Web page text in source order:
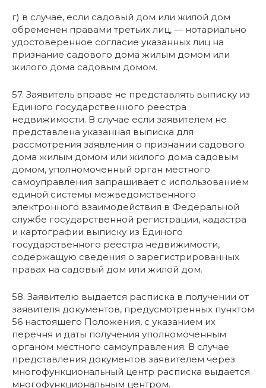
г) в случае, если садовый дом или жилой дом
обременен правами третьих лиц, — нотариально
удостоверенное согласие указанных лиц на
признание садового дома жилым домом или
жилого дома садовым домом.
57. Заявитель вправе не представлять выписку из
Единого государственного реестра
недвижимости. В случае если заявителем не
представлена указанная выписка для
рассмотрения заявления о признании садового
дома жилым домом или жилого дома садовым
домом, уполномоченный орган местного
самоуправления запрашивает с использованием
единой системы межведомственного
электронного взаимодействия в Федеральной
службе государственной регистрации, кадастра
и картографии выписку из Единого
государственного реестра недвижимости,
содержащую сведения о зарегистрированных
правах на садовый дом или жилой дом.
58. Заявителю выдается расписка в получении от
заявителя документов, предусмотренных пунктом
56 настоящего Положения, с указанием их
перечня и даты получения уполномоченным
органом местного самоуправления. В случае
представления документов заявителем через
многофункциональный центр расписка выдается
многофункциональным центром.